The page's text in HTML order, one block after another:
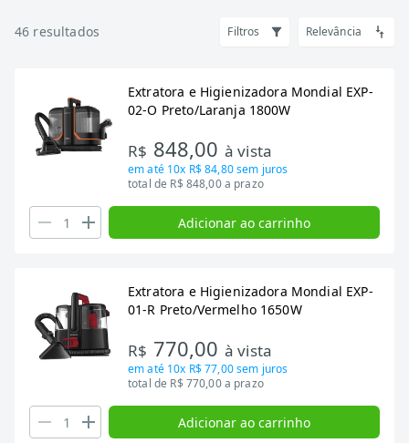
46 resultados Filtros Relevância
Extratora e Higienizadora Mondial EXP-
02-O Preto/Laranja 1800W
R$ 848,00 à vista
em até 10x R$ 84,80sem juros
total de R$ 848,00 a prazo
Adicionar ao carrinho
Extratora e Higienizadora Mondial EXP-
01-R Preto/Vermelho 1650W
R$ 770,00 à vista
em até 10x R$ 77,00sem juros
total de R$ 770,00 a prazo
Adicionar ao carrinho